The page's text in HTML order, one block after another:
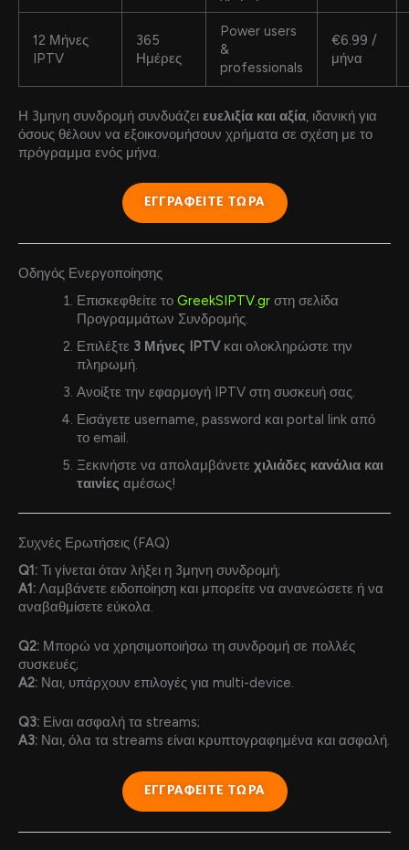
12 Μήνες
IPTV
365
Ημέρες
Power users
&
professionals
€6.99 /
μήνα
Η 3μηνη συνδρομή συνδυάζει ευελιξία και αξία , ιδανική για
όσους θέλουν να εξοικονομήσουν χρήματα σε σχέση με το
πρόγραμμα ενός μήνα.
ΕΓΓΡΑΦΕΙΤΕ ΤΩΡΑ
Οδηγός Ενεργοποίησης
Επισκεφθείτε το GreekSIPTV.grστη σελίδα
Προγραμμάτων Συνδρομής.
Επιλέξτε 3 Μήνες IPTVκαι ολοκληρώστε την
πληρωμή.
Ανοίξτε την εφαρμογή IPTV στη συσκευή σας.
Εισάγετε username, password και portal link από
το email.
Ξεκινήστε να απολαμβάνετε χιλιάδες κανάλια και
ταινίες αμέσως!
Συχνές Ερωτήσεις (FAQ)
Q1: Τι γίνεται όταν λήξει η 3μηνη συνδρομή;
A1: Λαμβάνετε ειδοποίηση και μπορείτε να ανανεώσετε ή να
αναβαθμίσετε εύκολα.
Q2: Μπορώ να χρησιμοποιήσω τη συνδρομή σε πολλές
συσκευές;
A2: Ναι, υπάρχουν επιλογές για multi-device.
Q3: Είναι ασφαλή τα streams;
A3: Ναι, όλα τα streams είναι κρυπτογραφημένα και ασφαλή.
ΕΓΓΡΑΦΕΙΤΕ ΤΩΡΑ